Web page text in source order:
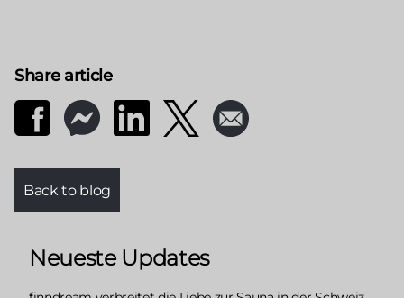
Share article
Back to blog
Neueste Updates